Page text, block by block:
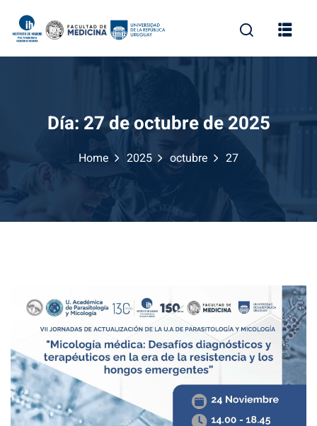
content
Día:27 de octubre de 2025
Home 2025 octubre 27